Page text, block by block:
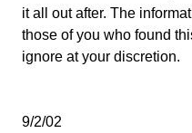
it all out after. The
those of you who found
ignore at your discretion.
9/2/02